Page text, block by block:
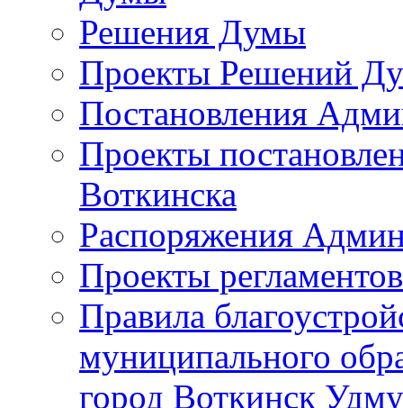
Решения Думы
Проекты Решений
Постановления
Проекты
Воткинска
Распоряжения
Проекты
Правила
муниципального
город Воткинск